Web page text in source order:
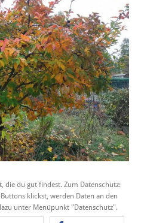
du gut findest. Zum Datenschutz:
klickst, werden Daten an den
unter Menüpunkt "Datenschutz".